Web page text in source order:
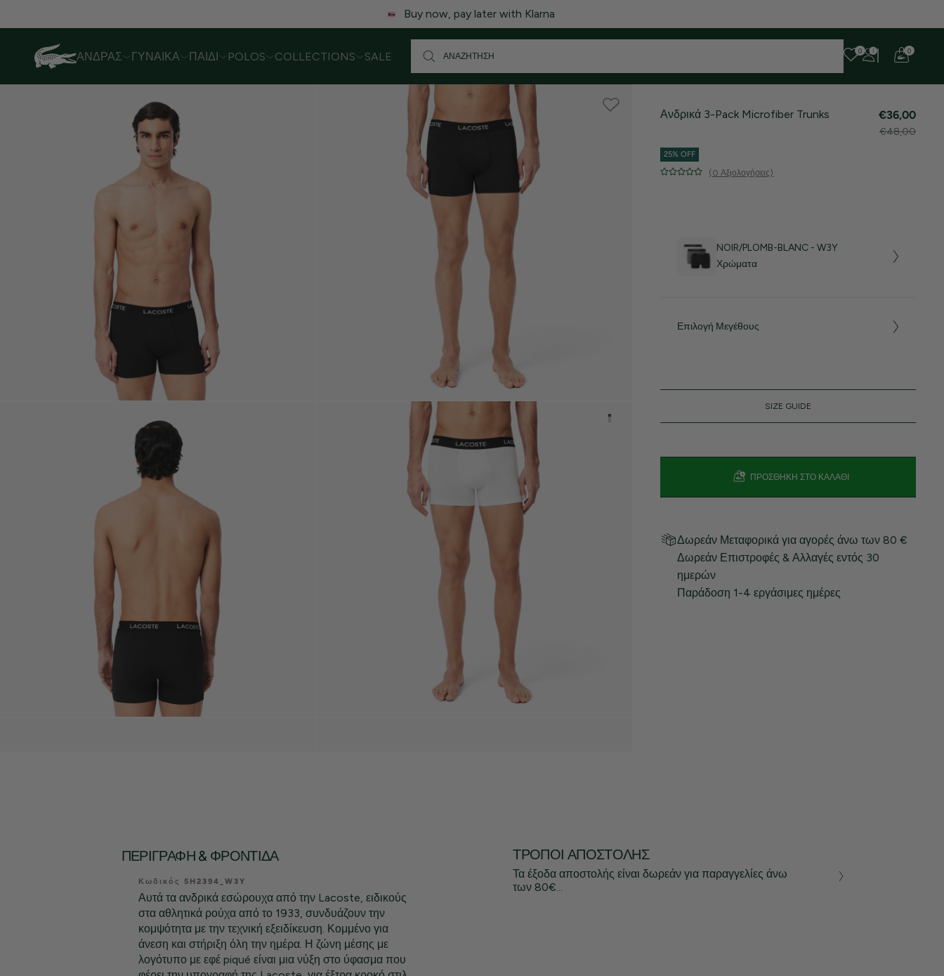
Λόγω αυξημένου όγκου παραγγελιών, ενδέχεται να υπάρξει μικρή καθυστέρηση στις αποστολές. Σας ευχαριστούμε για την υπομονή σας!
ΆΝΔΡΑΣ ΓΥΝΑΊΚΑ ΠΑΙΔΊ POLOS COLLECTIONS SALE 0 0
Ανδρικά 3-Pack Microfiber Trunks €36,00
€48,00
25% OFF
(0 Αξιολογήσεις)
NOIR/PLOMB-BLANC - W3Y
Χρώματα
Επιλογή Μεγέθους
SIZE GUIDE
ΠΡΟΣΘΉΚΗ ΣΤΟ ΚΑΛΆΘΙ
Δωρεάν Μεταφορικά για αγορές άνω των 80 €
Δωρεάν Επιστροφές & Αλλαγές εντός 30
ημερών
Παράδοση 1-4 εργάσιμες ημέρες
ΠΕΡΙΓΡΑΦΉ & ΦΡΟΝΤΊΔΑ
Κωδικός 5H2394_W3Y
Αυτά τα ανδρικά εσώρουχα από την Lacoste, ειδικούς
στα αθλητικά ρούχα από το 1933, συνδυάζουν την
κομψότητα με την τεχνική εξειδίκευση. Κομμένο για
άνεση και στήριξη όλη την ημέρα. Η ζώνη μέσης με
λογότυπο με εφέ piqué είναι μια νύξη στο ύφασμα που
ΤΡΌΠΟΙ ΑΠΟΣΤΟΛΉΣ
Τα έξοδα αποστολής είναι δωρεάν για παραγγελίες άνω
των 80€...